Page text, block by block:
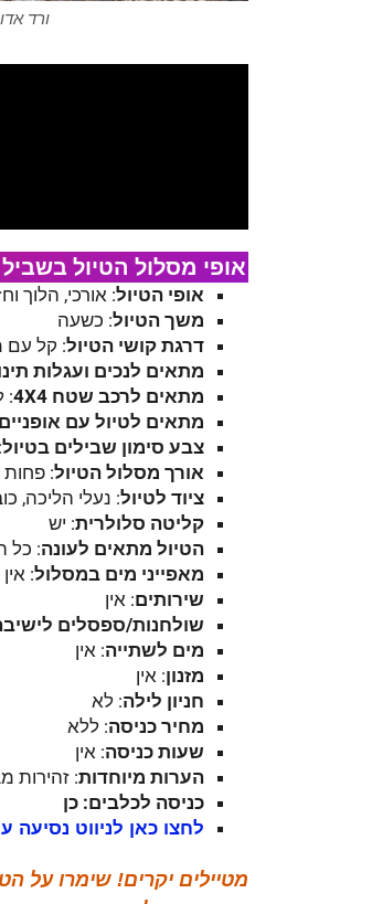
ורד
אופי מסלול הטיול בשביל ישראל
אופי הטיול: אורכי, הלוך
משך הטיול: כשעה
דרגת קושי הטיול: קל עם
מתאים לנכים ועגלות
מתאים לרכב שטח 4
X4
:
מתאים לטיול עם
צבע סימון שבילים בטיול:
אורך מסלול הטיול: פחות
ציוד לטיול: נעלי הליכה,
קליטה סלולרית: יש
הטיול מתאים לעונה: כל
מאפייני מים במסלול: אין
שירותים: אין
שולחנות/ספסלים
מים לשתייה: אין
מזנון: אין
חניון לילה: לא
מחיר כניסה: ללא
שעות כניסה: אין
הערות מיוחדות: זהירות
כניסה לכלבים: כן
לחצו כאן לניווט
מטיילים יקרים! שימרו על